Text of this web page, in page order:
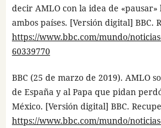
decir AMLO con la idea de
ambos países. [Versión digital] BBC.
https://www.bbc.com/mundo/
60339770
BBC (25 de marzo de 2019). AMLO
de España y al Papa que pidan
México. [Versión digital] BBC.
https://www.bbc.com/mundo/